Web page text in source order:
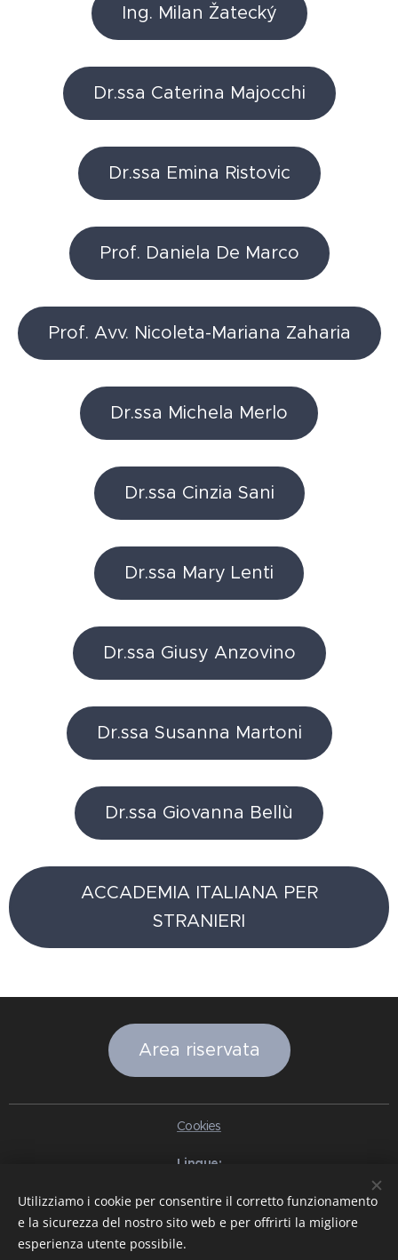
Ing. Milan Žatecký
Dr.ssa Caterina Majocchi
Dr.ssa Emina Ristovic
Prof. Daniela De Marco
Prof. Avv. Nicoleta-Mariana Zaharia
Dr.ssa Michela Merlo
Dr.ssa Cinzia Sani
Dr.ssa Mary Lenti
Dr.ssa Giusy Anzovino
Dr.ssa Susanna Martoni
Dr.ssa Giovanna Bellù
ACCADEMIA ITALIANA PER
STRANIERI
Area riservata
Cookies
Lingue
Français
Deutsch Русский Ελληνικά Nederlands
Română
中文（简体）
한국어 日本語 Български Čeština
Hrvatski
Dansk
Eesti keel Latviešu Valoda
Utilizziamo i cookie per consentire il corretto funzionamento
e la sicurezza del nostro sito web e per offrirti la migliore
esperienza utente possibile.